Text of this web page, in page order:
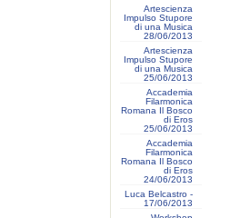
Artescienza
Impulso Stupore
di una Musica
28/06/2013
Artescienza
Impulso Stupore
di una Musica
25/06/2013
Accademia
Filarmonica
Romana Il Bosco
di Eros
25/06/2013
Accademia
Filarmonica
Romana Il Bosco
di Eros
24/06/2013
Luca Belcastro -
17/06/2013